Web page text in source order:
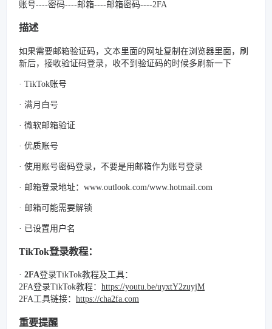
账号----密码----邮箱----邮箱密码----2FA
描述
如果需要邮箱验证码，文本里面的网址复制在浏览器里面，刷
新后，接收验证码登录，收不到验证码的时候多刷新一下
· TikTok账号
· 满月白号
· 微软邮箱验证
· 优质账号
· 使用账号密码登录，不要是用邮箱作为账号登录
· 邮箱登录地址：www.outlook.com/www.hotmail.com
· 邮箱可能需要解锁
· 已设置用户名
TikTok登录教程：
· 2FA登录TikTok教程及工具：
2FA登录TikTok教程： https://youtu.be/uyxtY2zuyjM
2FA工具链接： https://cha2fa.com
重要提醒